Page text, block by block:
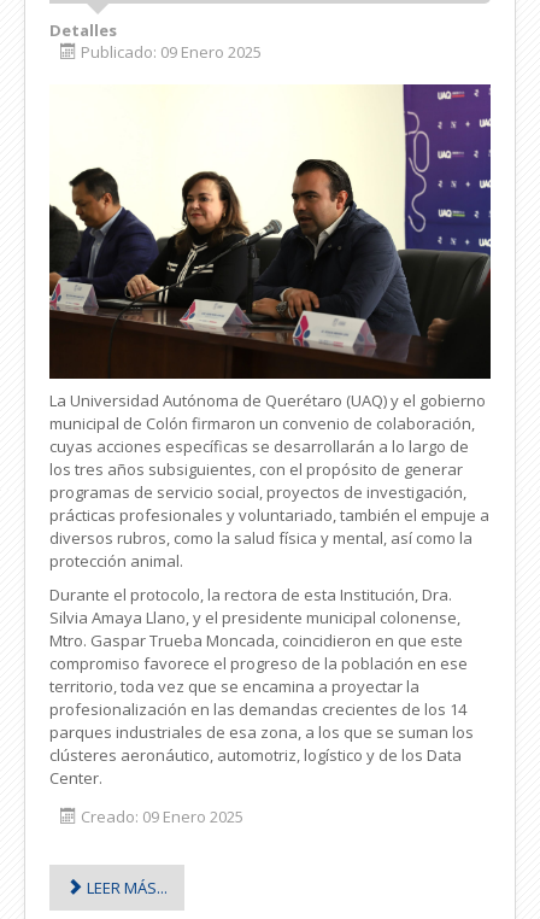
Detalles
Publicado: 09 Enero 2025
La Universidad Autónoma de Querétaro (UAQ) y el gobierno
municipal de Colón firmaron un convenio de colaboración,
cuyas acciones específicas se desarrollarán a lo largo de
los tres años subsiguientes, con el propósito de generar
programas de servicio social, proyectos de investigación,
prácticas profesionales y voluntariado, también el empuje a
diversos rubros, como la salud física y mental, así como la
protección animal.
Durante el protocolo, la rectora de esta Institución, Dra.
Silvia Amaya Llano, y el presidente municipal colonense,
Mtro. Gaspar Trueba Moncada, coincidieron en que este
compromiso favorece el progreso de la población en ese
territorio, toda vez que se encamina a proyectar la
profesionalización en las demandas crecientes de los 14
parques industriales de esa zona, a los que se suman los
clústeres aeronáutico, automotriz, logístico y de los Data
Center.
Creado: 09 Enero 2025
LEER MÁS...